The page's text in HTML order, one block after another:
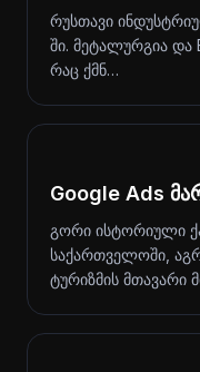
რუსთავი
ში. მეტალურგია და
რაც ქმნ…
Google Ads
გორი ისტორიული
საქართველოში,
ტურიზმის მთავარი